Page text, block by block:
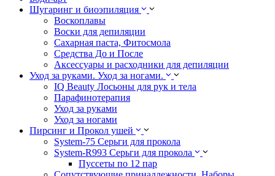
Шугаринг и биоэпиляция
Воскоплавы
Воски для депиляции
Сахарная паста, Фитосмола
Средства До и После
Аксессуары и расходники для депиляции
Уход за руками. Уход за ногами.
IQ Beauty Лосьоны для рук и тела
Парафинотерапия
Уход за руками
Уход за ногами
Пирсинг и Прокол ушей
System-75 Серьги для прокола
System-R993 Серьги для прокола
Пуссеты по 12 пар